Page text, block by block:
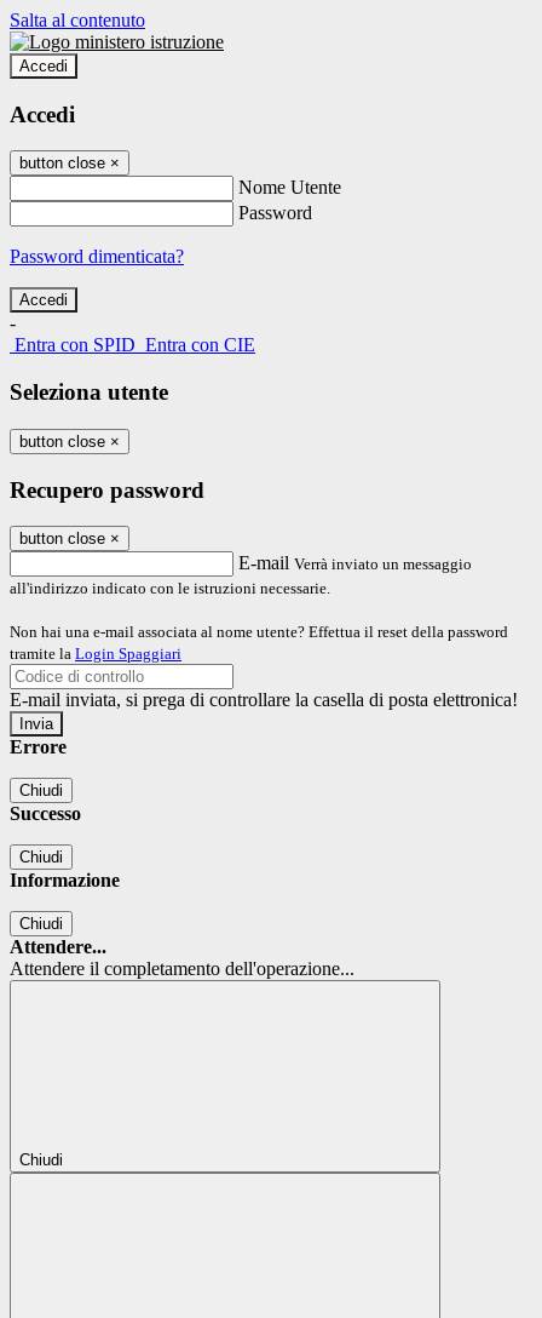
Salta al contenuto
Accedi
Accedi
button close ×
Nome Utente
Password
Password dimenticata?
-
Entra con SPID Entra con CIE
Seleziona utente
button close ×
Recupero password
button close ×
E-mail Verrà inviato un messaggio
all'indirizzo indicato con le istruzioni necessarie.
Non hai una e-mail associata al nome utente? Effettua il reset della password
tramite la Login Spaggiari
E-mail inviata, si prega di controllare la casella di posta elettronica!
Errore
Chiudi
Successo
Chiudi
Informazione
Chiudi
Attendere...
Attendere il completamento dell'operazione...
Chiudi